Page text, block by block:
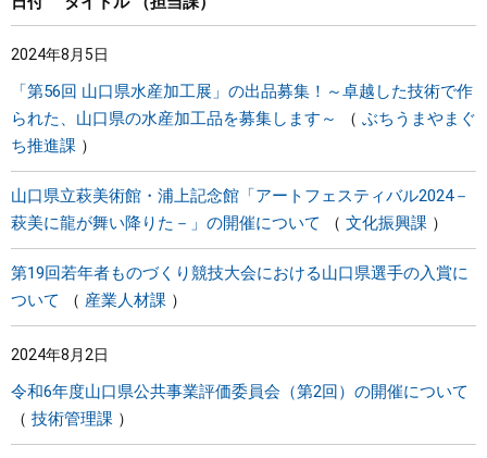
しごと・産業・観光
県政情報
2024年8月5日
「第56回 山口県水産加工展」の出品募集！～卓越した技術で作
られた、山口県の水産加工品を募集します～
ぶちうまやまぐ
ち推進課
山口県立萩美術館・浦上記念館「アートフェスティバル2024－
萩美に龍が舞い降りた－」の開催について
文化振興課
第19回若年者ものづくり競技大会における山口県選手の入賞に
ついて
産業人材課
2024年8月2日
令和6年度山口県公共事業評価委員会（第2回）の開催について
技術管理課